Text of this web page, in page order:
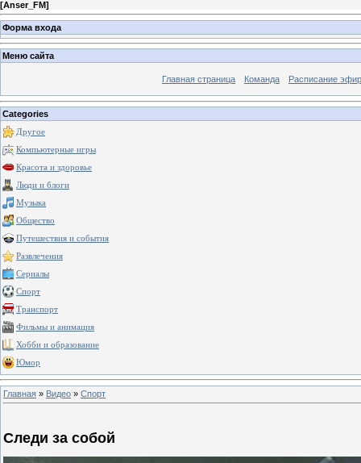
[Anser_FM]
Форма входа
Меню сайта
Главная страница Команда Расписание
Categories
Другое
Компьютерные игры
Красота и здоровье
Люди и блоги
Музыка
Общество
Путешествия и события
Развлечения
Сериалы
Спорт
Транспорт
Фильмы и анимация
Хобби и образование
Юмор
Главная » Видео » Спорт
Следи за собой